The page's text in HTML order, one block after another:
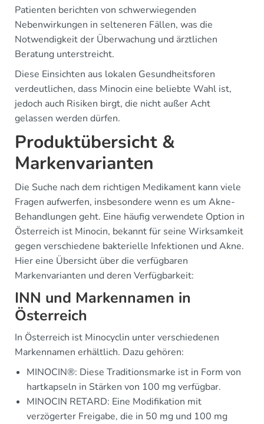
Patienten berichten von schwerwiegenden
Nebenwirkungen in selteneren Fällen, was die
Notwendigkeit der Überwachung und ärztlichen
Beratung unterstreicht.
Diese Einsichten aus lokalen Gesundheitsforen
verdeutlichen, dass Minocin eine beliebte Wahl ist,
jedoch auch Risiken birgt, die nicht außer Acht
gelassen werden dürfen.
Produktübersicht &
Markenvarianten
Die Suche nach dem richtigen Medikament kann viele
Fragen aufwerfen, insbesondere wenn es um Akne-
Behandlungen geht. Eine häufig verwendete Option in
Österreich ist Minocin, bekannt für seine Wirksamkeit
gegen verschiedene bakterielle Infektionen und Akne.
Hier eine Übersicht über die verfügbaren
Markenvarianten und deren Verfügbarkeit:
INN und Markennamen in
Österreich
In Österreich ist Minocyclin unter verschiedenen
Markennamen erhältlich. Dazu gehören:
MINOCIN®: Diese Traditionsmarke ist in Form von
hartkapseln in Stärken von 100 mg verfügbar.
MINOCIN RETARD: Eine Modifikation mit
verzögerter Freigabe, die in 50 mg und 100 mg